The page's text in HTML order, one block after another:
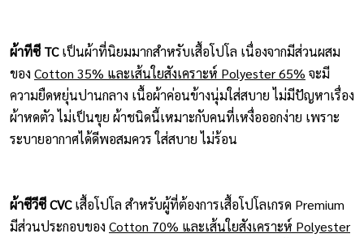
ผ้าทีซี TCเป็นผ้าที่นิยมมากสำหรับเสื้อโปโล เนื่องจากมีส่วนผสม
ของ Cotton 35% และเส้นใยสังเคราะห์ Polyester 65% จะมี
ความยืดหยุ่นปานกลาง เนื้อผ้าค่อนข้างนุ่มใส่สบาย ไม่มีปัญหาเรื่อง
ผ้าหดตัว ไม่เป็นขุย ผ้าชนิดนี้เหมาะกับคนที่เหงื่อออกง่าย เพราะ
ระบายอากาศได้ดีพอสมควร ใส่สบาย ไม่ร้อน
ผ้าซีวีซี CVCเสื้อโปโล สำหรับผู้ที่ต้องการเสื้อโปโลเกรด Premium
มีส่วนประกอบของ Cotton 70% และเส้นใยสังเคราะห์ Polyester